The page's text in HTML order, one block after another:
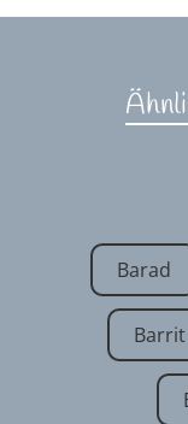
Barad
Barrit